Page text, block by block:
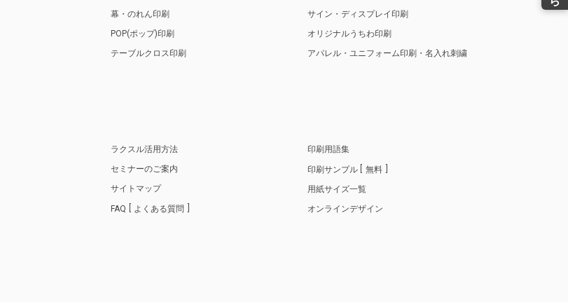
幕・のれん印刷
POP(ポップ)印刷
テーブルクロス印刷
サイン・ディスプレイ印刷
オリジナルうちわ印刷
アパレル・ユニフォーム印刷・名入れ刺繍
ラクスル活用方法
セミナーのご案内
サイトマップ
FAQ よくある質問
印刷用語集
印刷サンプル
無料
用紙サイズ一覧
オンラインデザイン